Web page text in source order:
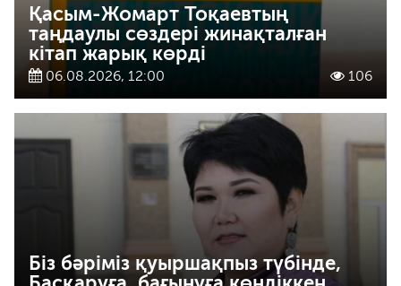
Қасым-Жомарт Тоқаевтың
таңдаулы сөздері жинақталған
кітап жарық көрді
06.08.2026, 12:00 106
Біз бәріміз қуыршақпыз түбінде,